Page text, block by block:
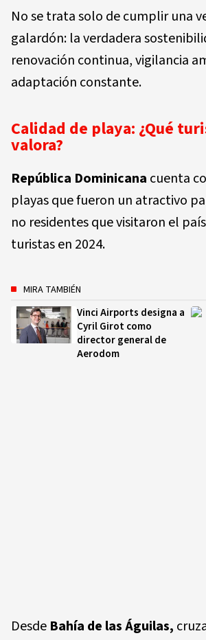
No se trata solo de cumplir una
galardón: la verdadera
renovación continua, vigilancia
adaptación constante.
Calidad de playa: ¿Qué
valora?
República Dominicana cuenta
playas que fueron un atractivo
no residentes que visitaron el
turistas en 2024.
MIRA TAMBIÉN
Vinci Airports designa a
Cyril Girot como
director general de
Aerodom
Desde Bahía de las Águilas,